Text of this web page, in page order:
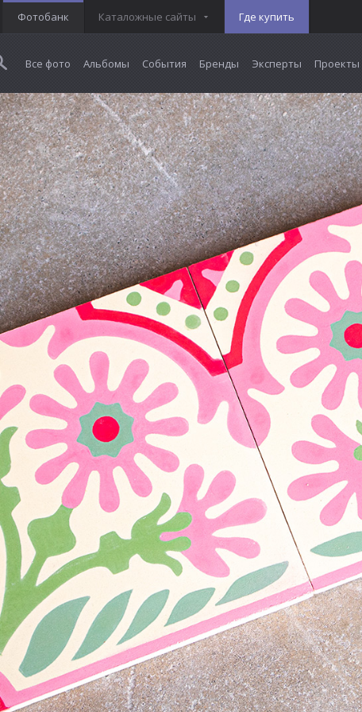
Фотобанк Каталожные сайты Где купить
Все фото Альбомы События Бренды Эксперты Проекты